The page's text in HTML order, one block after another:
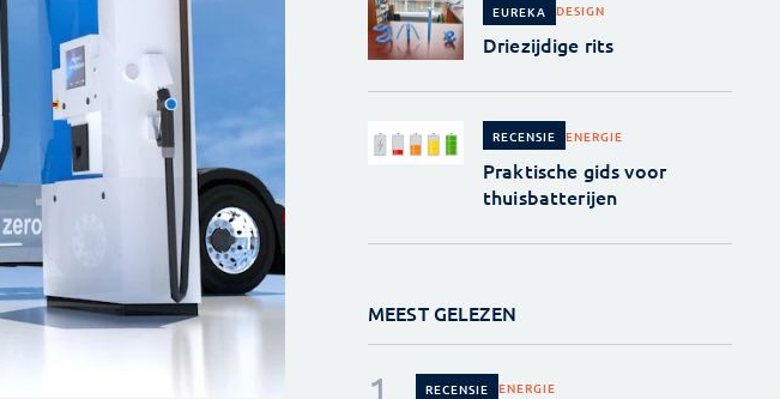
EUREKA DESIGN
Driezijdige rits
RECENSIE ENERGIE
Praktische gids voor
thuisbatterijen
MEEST GELEZEN
RECENSIE ENERGIE